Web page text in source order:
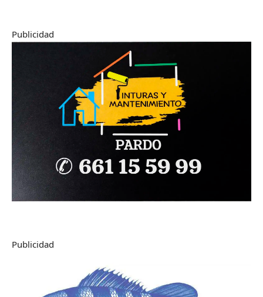
Publicidad
Publicidad